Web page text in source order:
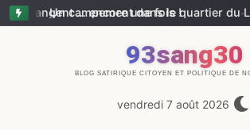
… encore une fois !
— Un campement dans le quartier du —
93sang30
BLOG SATIRIQUE CITOYEN ET POLITIQUE DE
vendredi 7 août 2026